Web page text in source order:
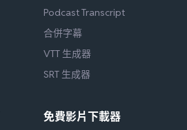
Podcast Transcript
合併字幕
VTT 生成器
SRT 生成器
免費影片下載器